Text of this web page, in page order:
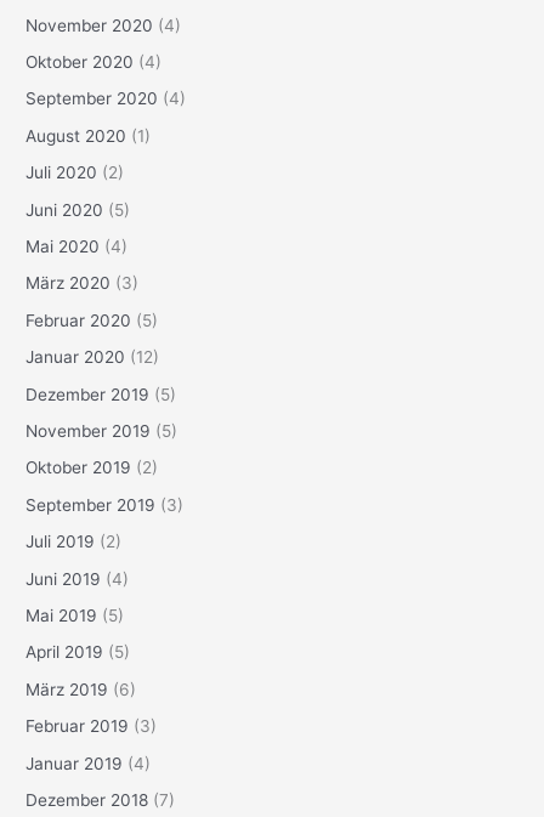
November 2020 (4)
Oktober 2020 (4)
September 2020 (4)
August 2020 (1)
Juli 2020 (2)
Juni 2020 (5)
Mai 2020 (4)
März 2020 (3)
Februar 2020 (5)
Januar 2020 (12)
Dezember 2019 (5)
November 2019 (5)
Oktober 2019 (2)
September 2019 (3)
Juli 2019 (2)
Juni 2019 (4)
Mai 2019 (5)
April 2019 (5)
März 2019 (6)
Februar 2019 (3)
Januar 2019 (4)
Dezember 2018 (7)